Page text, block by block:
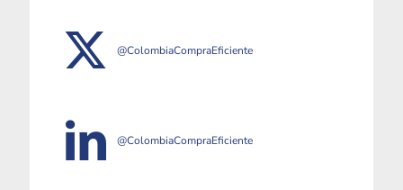
@ColombiaCompraEficiente
@ColombiaCompraEficiente